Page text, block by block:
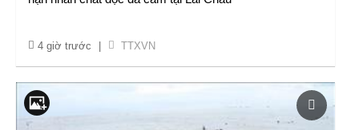
4 giờ trước TTXVN